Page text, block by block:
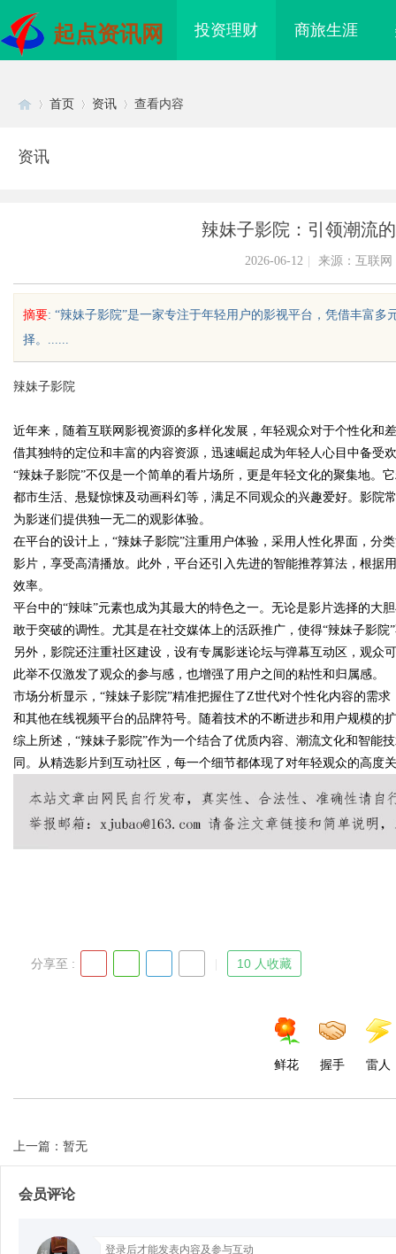
起点资讯网 投资理财 商旅生涯
uz
!
首页 资讯 查看内容
资讯
辣妹子影院：引领潮流
2026-06-12 来源：互联网
摘要: “辣妹子影院”是一家专注于年轻用户的影视平台，凭借丰富
择。......
辣妹子影院
近年来，随着互联网影视资源的多样化发展，年轻观众对于个性化和
借其独特的定位和丰富的内容资源，迅速崛起成为年轻人心目中备受
“辣妹子影院”不仅是一个简单的看片场所，更是年轻文化的聚集地。
都市生活、悬疑惊悚及动画科幻等，满足不同观众的兴趣爱好。影院
为影迷们提供独一无二的观影体验。
在平台的设计上，“辣妹子影院”注重用户体验，采用人性化界面，分
影片，享受高清播放。此外，平台还引入先进的智能推荐算法，根据
效率。
平台中的“辣味”元素也成为其最大的特色之一。无论是影片选择的大
敢于突破的调性。尤其是在社交媒体上的活跃推广，使得“辣妹子影
另外，影院还注重社区建设，设有专属影迷论坛与弹幕互动区，观众
此举不仅激发了观众的参与感，也增强了用户之间的粘性和归属感。
市场分析显示，“辣妹子影院”精准把握住了Z世代对个性化内容的需
和其他在线视频平台的品牌符号。随着技术的不断进步和用户规模的
综上所述，“辣妹子影院”作为一个结合了优质内容、潮流文化和智能
同。从精选影片到互动社区，每一个细节都体现了对年轻观众的高度
分享至 : 10 人收藏
鲜花 握手 雷人
上一篇：暂无
会员评论
时代影视娱乐的创
高分子材料有限公司董事长陈世